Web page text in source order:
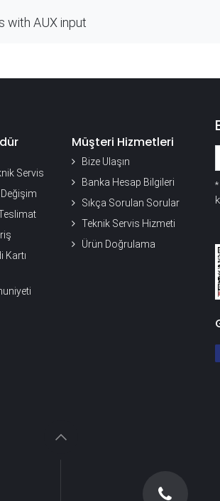
with AUX input
Servis
Kartı
Müşteri Hizmetleri
Bize Ulaşın
Banka Hesap Bilgileri
Sıkça Sorulan Sorular
Teknik Servis Hizmeti
Ürün Doğrulama
*